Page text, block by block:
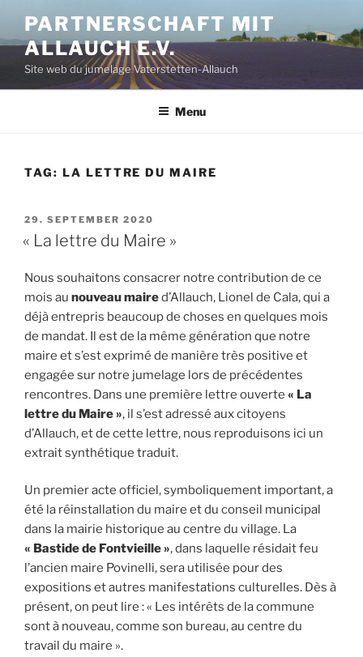
contenu
principal
PARTNERSCHAFT MIT
ALLAUCH E.V.
Site web du jumelage Vaterstetten-Allauch
Menu
TAG: LA LETTRE DU MAIRE
PUBLIÉ
LE
29. SEPTEMBER 2020
« La lettre du Maire »
Nous souhaitons consacrer notre contribution de ce
mois au nouveau maired’Allauch, Lionel de Cala, qui a
déjà entrepris beaucoup de choses en quelques mois
de mandat. Il est de la même génération que notre
maire et s’est exprimé de manière très positive et
engagée sur notre jumelage lors de précédentes
rencontres. Dans une première lettre ouverte « La
lettre du Maire », il s’est adressé aux citoyens
d’Allauch, et de cette lettre, nous reproduisons ici un
extrait synthétique traduit.
Un premier acte officiel, symboliquement important, a
été la réinstallation du maire et du conseil municipal
dans la mairie historique au centre du village. La
« Bastide de Fontvieille », dans laquelle résidait feu
l’ancien maire Povinelli, sera utilisée pour des
expositions et autres manifestations culturelles. Dès à
présent, on peut lire : « Les intérêts de la commune
sont à nouveau, comme son bureau, au centre du
travail du maire ».